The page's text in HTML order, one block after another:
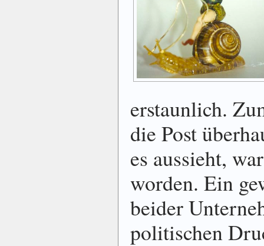
erstaunlich.
die Post
es aussieht,
worden. Ein
beider
politischen